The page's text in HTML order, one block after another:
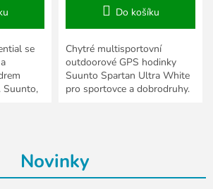
se
Suunto,
Do košíku
Chytré multisportovní
outdoorové GPS hodinky
Suunto Spartan Ultra White
pro sportovce a dobrodruhy.
Novinky